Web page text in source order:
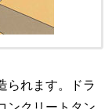
られます。ドラ